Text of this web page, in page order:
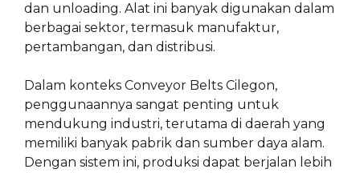
dan unloading. Alat ini banyak digunakan dalam
berbagai sektor, termasuk manufaktur,
pertambangan, dan distribusi.
Dalam konteks Conveyor Belts Cilegon,
penggunaannya sangat penting untuk
mendukung industri, terutama di daerah yang
memiliki banyak pabrik dan sumber daya alam.
Dengan sistem ini, produksi dapat berjalan lebih